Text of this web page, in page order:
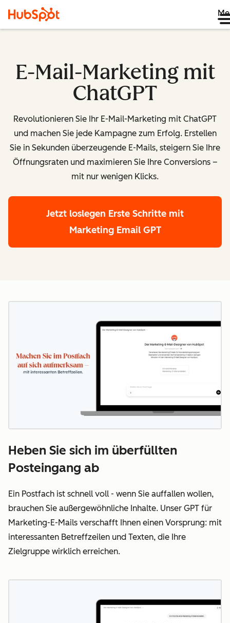
E-Mail-Marketing mit
ChatGPT
Revolutionieren Sie Ihr E-Mail-Marketing mit ChatGPT
und machen Sie jede Kampagne zum Erfolg. Erstellen
Sie in Sekunden überzeugende E-Mails, steigern Sie Ihre
Öffnungsraten und maximieren Sie Ihre Conversions –
mit nur wenigen Klicks.
Jetzt loslegen Erste Schritte mit
Marketing Email GPT
Heben Sie sich im überfüllten
Posteingang ab
Ein Postfach ist schnell voll - wenn Sie auffallen wollen,
brauchen Sie außergewöhnliche Inhalte. Unser GPT für
Marketing-E-Mails verschafft Ihnen einen Vorsprung: mit
interessanten Betreffzeilen und Texten, die Ihre
Zielgruppe wirklich erreichen.